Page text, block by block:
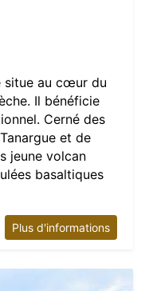
situe au cœur du
Il bénéficie
Cerné des
et de
jeune volcan
basaltiques
Plus d'informations